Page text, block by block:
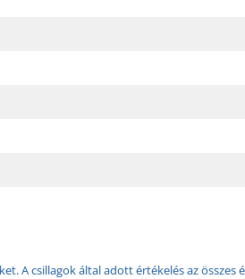
A csillagok által adott értékelés az összes